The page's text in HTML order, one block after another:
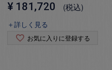
¥ 181,720 税込
＋詳しく見る
お気に入りに登録する